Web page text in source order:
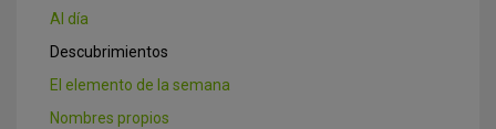
Al día
Descubrimientos
El elemento de la semana
Nombres propios